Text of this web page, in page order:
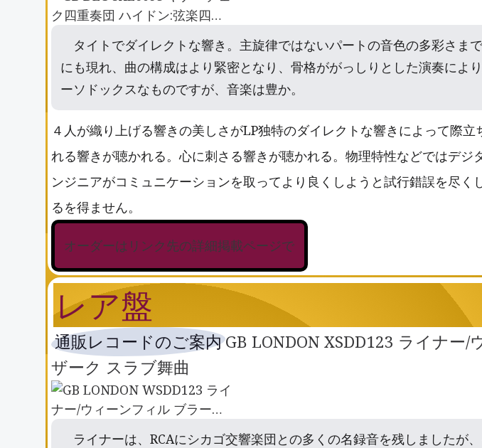
タイトでダイレクトな響き。主旋律ではないパートの音色の多彩さ
にも現れ、曲の構成はより緊密となり、骨格ががっしりとした演奏に
ーソドックスなものですが、音楽は豊か。
４人が織り上げる響きの美しさがLP独特のダイレクトな響きによって際
れる響きが聴かれる。心に刺さる響きが聴かれる。物理特性などではデ
ンジニアがコミュニケーションを取ってより良くしようと試行錯誤を尽
るを得ません。
オーダーはリンク先の詳細掲載ページで
レア盤
通販レコードのご案内GB LONDON XSDD123 ライナ
ザーク スラブ舞曲
ライナーは、RCAにシカゴ交響楽団との多くの名録音を残しましたが